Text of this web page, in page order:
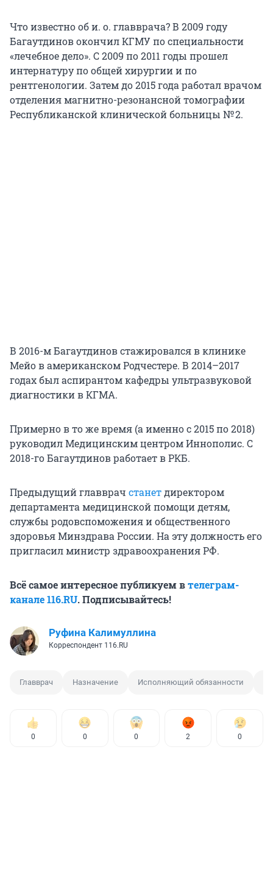
Что известно об и. о. главврача? В 2009 году
Багаутдинов окончил КГМУ по специальности
«лечебное дело». С 2009 по 2011 годы прошел
интернатуру по общей хирургии и по
рентгенологии. Затем до 2015 года работал врачом
отделения магнитно-резонансной томографии
Республиканской клинической больницы № 2.
В 2016-м Багаутдинов стажировался в клинике
Мейо в американском Родчестере. В 2014–2017
годах был аспирантом кафедры ультразвуковой
диагностики в КГМА.
Примерно в то же время (а именно с 2015 по 2018)
руководил Медицинским центром Иннополис. С
2018-го Багаутдинов работает в РКБ.
Предыдущий главврач станетдиректором
департамента медицинской помощи детям,
службы родовспоможения и общественного
здоровья Минздрава России. На эту должность его
пригласил министр здравоохранения РФ.
Всё самое интересное публикуем втелеграм-
канале 116.RU. Подписывайтесь!
Руфина Калимуллина
Корреспондент 116.RU
Главврач Назначение Исполняющий обязанности
0 0 0 2 0